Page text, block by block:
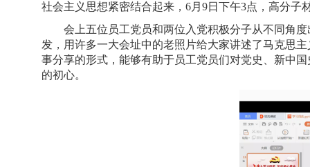
社会主义思想紧密结合起来， 6月 9日下午3点，高分子
会上五位员工党员和两位入党积极分子从不同角
发，用许多一大会址中的老照片给大家讲述了马克思
事分享的形式，能够有助于员工党员们对党史、新中
的初心。